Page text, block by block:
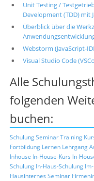
Unit Testing /
Development (TDD) mit
Überblick über die
Webstorm (JavaScript-
Visual Studio Code
Alle
folgenden
buchen:
SchulungSeminarTraining
Fortbildung Lernen Lehrgang
Inhouse In-House-Kurs In-
Schulung In-Haus-Schulung
Hausinternes Seminar